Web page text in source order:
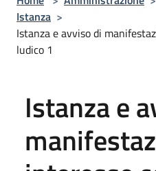
Istanza >
Istanza e avviso di
ludico 1
Istanza e